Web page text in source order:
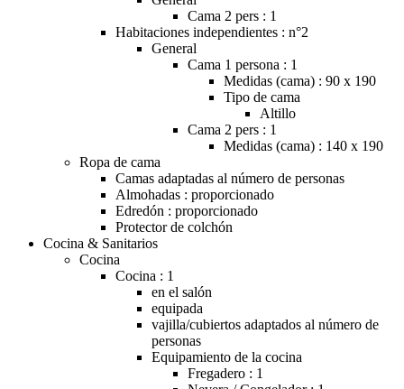
Cama 2 pers : 1
Habitaciones independientes : n°2
General
Cama 1 persona : 1
Medidas (cama) : 90 x 190
Tipo de cama
Altillo
Cama 2 pers : 1
Medidas (cama) : 140 x 190
Ropa de cama
Camas adaptadas al número de personas
Almohadas : proporcionado
Edredón : proporcionado
Protector de colchón
Cocina & Sanitarios
Cocina
Cocina : 1
en el salón
equipada
vajilla/cubiertos adaptados al número de
personas
Equipamiento de la cocina
Fregadero : 1